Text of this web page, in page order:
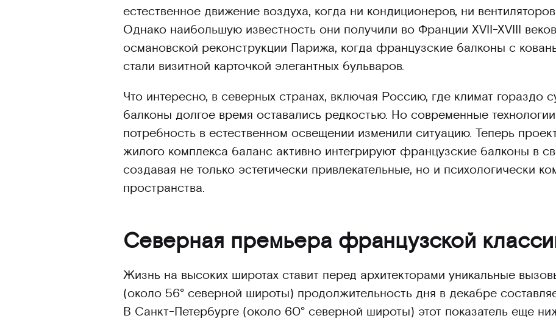
естественное движение воздуха, когда ни кондиционеров, ни
Однако наибольшую известность они получили во Франции XVII-XVIII
османовской реконструкции Парижа, когда французские балконы с
стали визитной карточкой элегантных бульваров.
Что интересно, в северных странах, включая Россию, где климат гораздо
балконы долгое время оставались редкостью. Но современные
потребность в естественном освещении изменили ситуацию. Теперь
жилого комплекса баланс активно интегрируют французские балконы в
создавая не только эстетически привлекательные, но и психологически
пространства.
Северная премьера французской
Жизнь на высоких широтах ставит перед архитекторами уникальные
(около 56° северной широты) продолжительность дня в декабре
В Санкт-Петербурге (около 60° северной широты) этот показатель еще